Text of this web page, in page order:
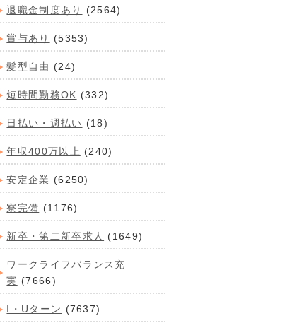
退職金制度あり (2564)
賞与あり (5353)
髪型自由 (24)
短時間勤務OK (332)
日払い・週払い (18)
年収400万以上 (240)
安定企業 (6250)
寮完備 (1176)
新卒・第二新卒求人 (1649)
ワークライフバランス充
実 (7666)
I・Uターン (7637)